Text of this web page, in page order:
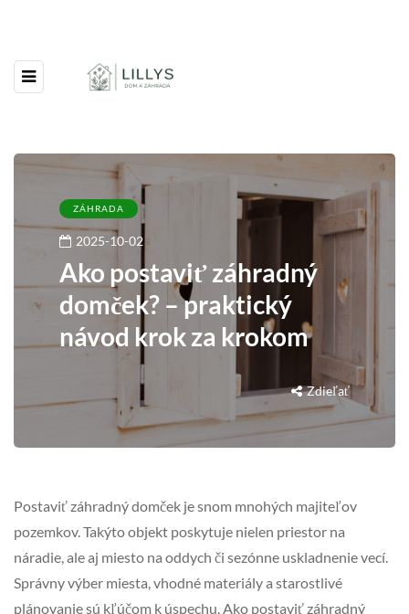
ZÁHRADA
2025-10-02
Ako postaviť záhradný
domček? – praktický
návod krok za krokom
Zdieľať
Postaviť záhradný domček je snom mnohých majiteľov
pozemkov. Takýto objekt poskytuje nielen priestor na
náradie, ale aj miesto na oddych či sezónne uskladnenie vecí.
Správny výber miesta, vhodné materiály a starostlivé
plánovanie sú kľúčom k úspechu. Ako postaviť záhradný